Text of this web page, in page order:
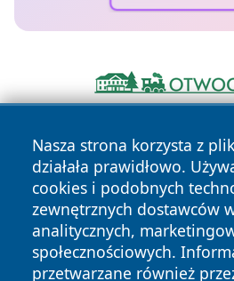
Nasza strona korzysta z
działała prawidłowo.
cookies i podobnych
zewnętrznych dostawców
analitycznych,
społecznościowych.
przetwarzane również
Copyright © 2026 zawiercieonline.pl
zastrzeżone.